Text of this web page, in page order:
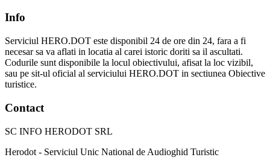
Info
Serviciul HERO.DOT este disponibil 24 de ore din 24, fara a fi
necesar sa va aflati in locatia al carei istoric doriti sa il ascultati.
Codurile sunt disponibile la locul obiectivului, afisat la loc vizibil,
sau pe sit-ul oficial al serviciului HERO.DOT in sectiunea Obiective
turistice.
Contact
SC INFO HERODOT SRL
Herodot - Serviciul Unic National de Audioghid Turistic